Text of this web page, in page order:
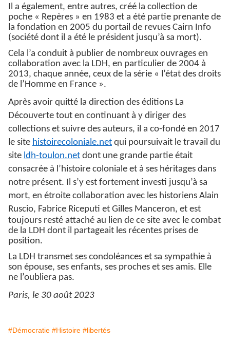
Il a également, entre autres, créé la collection de
poche « Repères » en 1983 et a été partie prenante de
la fondation en 2005 du portail de revues Cairn Info
(société dont il a été le président jusqu’à sa mort).
Cela l’a conduit à publier de nombreux ouvrages en
collaboration avec la LDH, en particulier de 2004 à
2013, chaque année, ceux de la série « l’état des droits
de l’Homme en France ».
Après avoir quitté la direction des éditions La
Découverte tout en continuant à y diriger des
collections et suivre des auteurs, il a co-fondé en 2017
le site histoirecoloniale.net qui poursuivait le travail du
site ldh-toulon.net dont une grande partie était
consacrée à l’histoire coloniale et à ses héritages dans
notre présent. Il s’y est fortement investi jusqu’à sa
mort, en étroite collaboration avec les historiens Alain
Ruscio, Fabrice Riceputi et Gilles Manceron, et est
toujours resté attaché au lien de ce site avec le combat
de la LDH dont il partageait les récentes prises de
position.
La LDH transmet ses condoléances et sa sympathie à
son épouse, ses enfants, ses proches et ses amis. Elle
ne l’oubliera pas.
Paris, le 30 août 2023
#Démocratie #Histoire #libertés